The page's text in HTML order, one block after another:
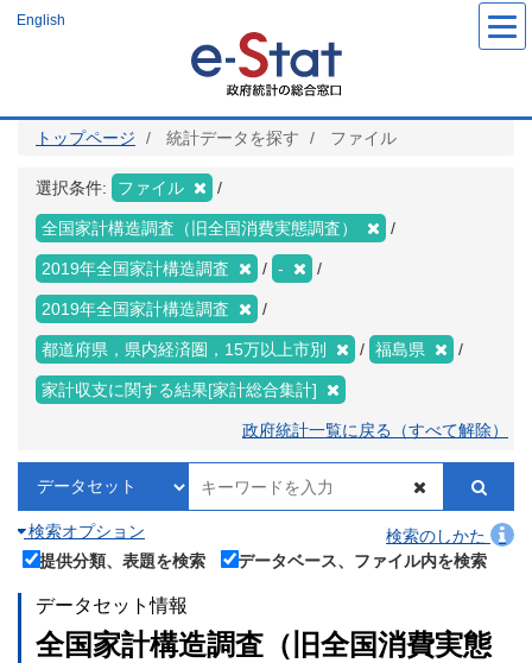
ツ
English
トップページ 統計データを探す ファイル
選択条件: ファイル
全国家計構造調査（旧全国消費実態調査）
2019年全国家計構造調査 -
2019年全国家計構造調査
都道府県，県内経済圏，15万以上市別 福島県
家計収支に関する結果[家計総合集計]
政府統計一覧に戻る（すべて解除）
検索オプション
検索のしかた
提供分類、表題を検索
データベース、ファイル内を検索
データセット情報
全国家計構造調査（旧全国消費実態